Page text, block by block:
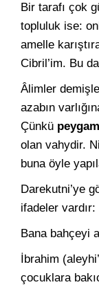
Bir tarafı çok
topluluk ise:
amelle
Cibril’im. Bu
Âlimler
azabın
Çünkü
olan vahydir.
buna öyle
Darekutni’ye
ifadeler var­dır:
Bana bahçeyi
İbrahim
çocuklara